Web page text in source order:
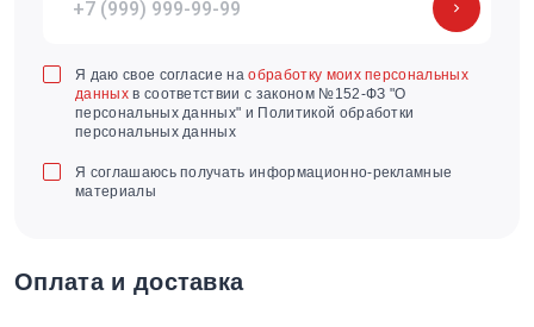
Я даю свое согласие наобработку моих персональных
данныхв соответствии с законом №152-ФЗ "О
персональных данных" и Политикой обработки
персональных данных
Я соглашаюсь получать информационно-рекламные
материалы
Оплата и доставка